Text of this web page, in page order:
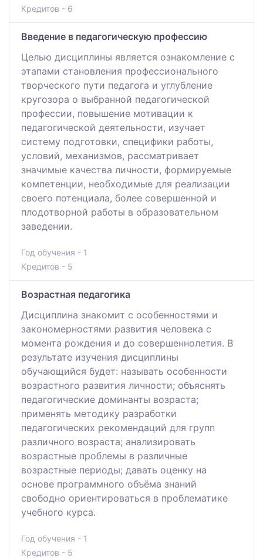
Кредитов - 6
Введение в педагогическую профессию
Целью дисциплины является ознакомление с
этапами становления профессионального
творческого пути педагога и углубление
кругозора о выбранной педагогической
профессии, повышение мотивации к
педагогической деятельности, изучает
систему подготовки, специфики работы,
условий, механизмов, рассматривает
значимые качества личности, формируемые
компетенции, необходимые для реализации
своего потенциала, более совершенной и
плодотворной работы в образовательном
заведении.
Год обучения - 1
Кредитов - 5
Возрастная педагогика
Дисциплина знакомит с особенностями и
закономерностями развития человека с
момента рождения и до совершеннолетия. В
результате изучения дисциплины
обучающийся будет: называть особенности
возрастного развития личности; объяснять
педагогические доминанты возраста;
применять методику разработки
педагогических рекомендаций для групп
различного возраста; анализировать
возрастные проблемы в различные
возрастные периоды; давать оценку на
основе программного объёма знаний
свободно ориентироваться в проблематике
учебного курса.
Год обучения - 1
Кредитов - 5